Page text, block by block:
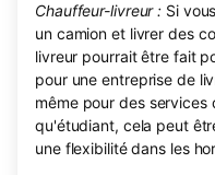
Chauffeur-livreur : Si
un camion et livrer des
livreur pourrait être fait
pour une entreprise de
même pour des
qu'étudiant, cela peut
une flexibilité dans les